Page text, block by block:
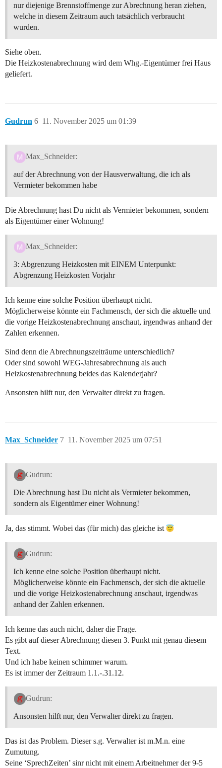
nur diejenige Brennstoffmenge zur Abrechnung heran ziehen,
welche in diesem Zeitraum auch tatsächlich verbraucht
wurden.
Siehe oben.
Die Heizkostenabrechnung wird dem Whg.-Eigentümer frei Haus
geliefert.
Gudrun 11. November 2025 um 01:39
6
Max_Schneider:
auf der Abrechnung von der Hausverwaltung, die ich als
Vermieter bekommen habe
Die Abrechnung hast Du nicht als Vermieter bekommen, sondern
als Eigentümer einer Wohnung!
Max_Schneider:
3: Abgrenzung Heizkosten mit EINEM Unterpunkt:
Abgrenzung Heizkosten Vorjahr
Ich kenne eine solche Position überhaupt nicht.
Möglicherweise könnte ein Fachmensch, der sich die aktuelle und
die vorige Heizkostenabrechnung anschaut, irgendwas anhand der
Zahlen erkennen.
Sind denn die Abrechnungszeiträume unterschiedlich?
Oder sind sowohl WEG-Jahresabrechnung als auch
Heizkostenabrechnung beides das Kalenderjahr?
Ansonsten hilft nur, den Verwalter direkt zu fragen.
Max_Schneider 11. November 2025 um 07:51
7
Gudrun:
Die Abrechnung hast Du nicht als Vermieter bekommen,
sondern als Eigentümer einer Wohnung!
Ja, das stimmt. Wobei das (für mich) das gleiche ist
Gudrun:
Ich kenne eine solche Position überhaupt nicht.
Möglicherweise könnte ein Fachmensch, der sich die aktuelle
und die vorige Heizkostenabrechnung anschaut, irgendwas
anhand der Zahlen erkennen.
Ich kenne das auch nicht, daher die Frage.
Es gibt auf dieser Abrechnung diesen 3. Punkt mit genau diesem
Text.
Und ich habe keinen schimmer warum.
Es ist immer der Zeitraum 1.1.-.31.12.
Gudrun:
Ansonsten hilft nur, den Verwalter direkt zu fragen.
Das ist das Problem. Dieser s.g. Verwalter ist m.M.n. eine
Zumutung.
Seine ‘SprechZeiten’ sinr nicht mit einem Arbeitnehmer der 9-5